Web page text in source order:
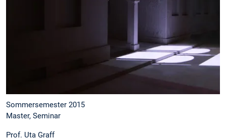
Sommersemester 2015
Master, Seminar
Prof. Uta Graff